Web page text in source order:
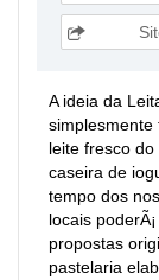
A ideia da
simplesmente
leite fresco
caseira de
tempo dos
locais
propostas
pastelaria